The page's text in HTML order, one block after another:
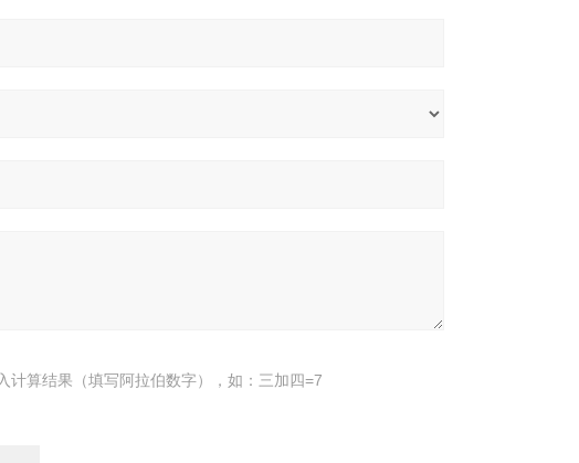
计算结果（填写阿拉伯数字），如：三加四=7